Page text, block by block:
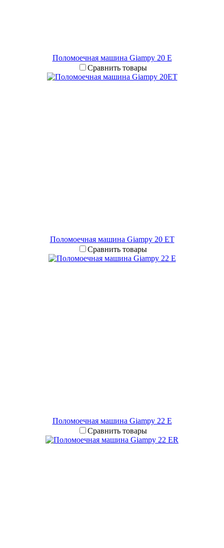
Поломоечная машина Giampy 20 E
Сравнить товары
Поломоечная машина Giampy 20 EТ
Сравнить товары
Поломоечная машина Giampy 22 E
Сравнить товары